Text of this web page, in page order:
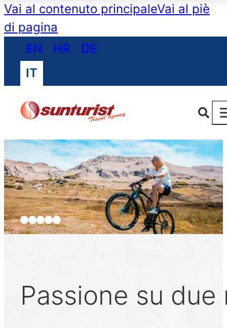
Vai al contenuto principaleVai al piè
di pagina
EN
HR
DE
IT
Passione su due